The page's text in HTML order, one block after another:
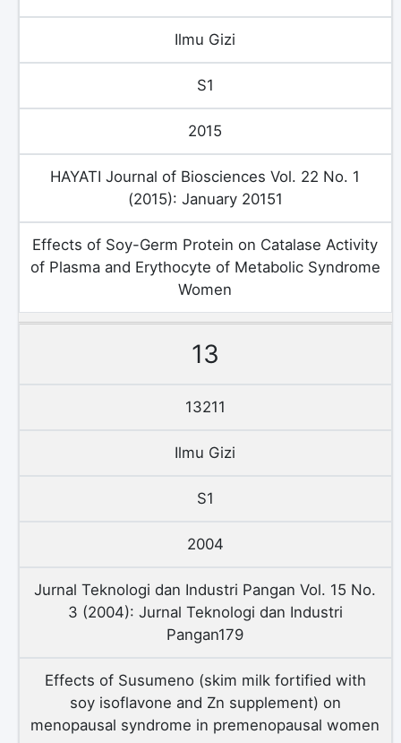
Ilmu Gizi
S1
2015
HAYATI Journal of Biosciences Vol. 22 No. 1
(2015): January 20151
Effects of Soy-Germ Protein on Catalase Activity
of Plasma and Erythocyte of Metabolic Syndrome
Women
13
13211
Ilmu Gizi
S1
2004
Jurnal Teknologi dan Industri Pangan Vol. 15 No.
3 (2004): Jurnal Teknologi dan Industri
Pangan179
Effects of Susumeno (skim milk fortified with
soy isoflavone and Zn supplement) on
menopausal syndrome in premenopausal women